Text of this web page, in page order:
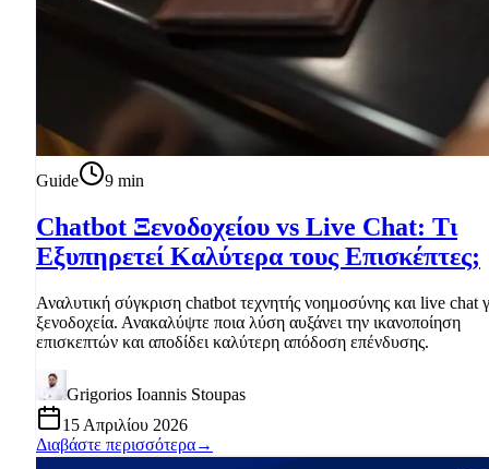
Guide 9 min
Chatbot Ξενοδοχείου vs Live Chat: Τι
Εξυπηρετεί Καλύτερα τους Επισκέπτες;
Αναλυτική σύγκριση chatbot τεχνητής νοημοσύνης και live chat
ξενοδοχεία. Ανακαλύψτε ποια λύση αυξάνει την ικανοποίηση
επισκεπτών και αποδίδει καλύτερη απόδοση επένδυσης.
Grigorios Ioannis Stoupas
15 Απριλίου 2026
Διαβάστε περισσότερα→